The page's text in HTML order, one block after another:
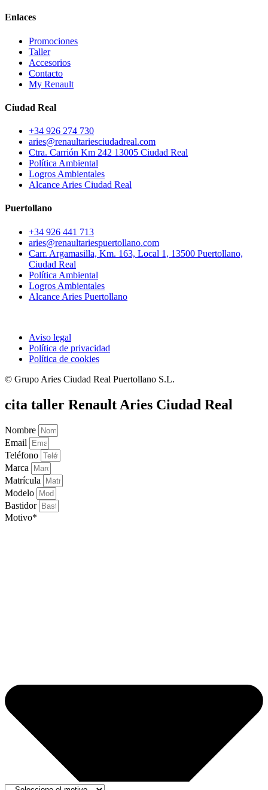
Enlaces
Promociones
Taller
Accesorios
Contacto
My Renault
Ciudad Real
+34 926 274 730
aries@renaultariesciudadreal.com
Ctra. Carrión Km 242 13005 Ciudad Real
Política Ambiental
Logros Ambientales
Alcance Aries Ciudad Real
Puertollano
+34 926 441 713
aries@renaultariespuertollano.com
Carr. Argamasilla, Km. 163, Local 1, 13500 Puertollano,
Ciudad Real
Política Ambiental
Logros Ambientales
Alcance Aries Puertollano
Aviso legal
Política de privacidad
Política de cookies
© Grupo Aries Ciudad Real Puertollano S.L.
cita taller Renault Aries Ciudad Real
Nombre
Email
Teléfono
Marca
Matrícula
Modelo
Bastidor
Motivo*